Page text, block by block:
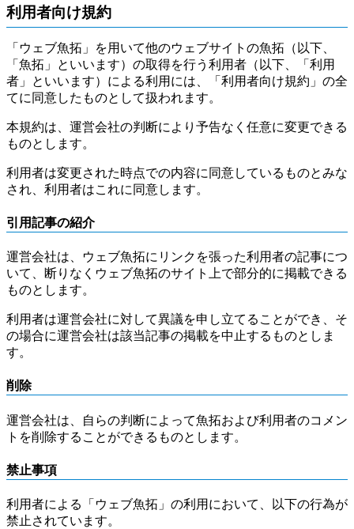
利用者向け規約
「ウェブ魚拓」を用いて他のウェブサイトの魚拓（以下、
「魚拓」といいます）の取得を行う利用者（以下、「利用
者」といいます）による利用には、「利用者向け規約」の全
てに同意したものとして扱われます。
本規約は、運営会社の判断により予告なく任意に変更できる
ものとします。
利用者は変更された時点での内容に同意しているものとみな
され、利用者はこれに同意します。
引用記事の紹介
運営会社は、ウェブ魚拓にリンクを張った利用者の記事につ
いて、断りなくウェブ魚拓のサイト上で部分的に掲載できる
ものとします。
利用者は運営会社に対して異議を申し立てることができ、そ
の場合に運営会社は該当記事の掲載を中止するものとしま
す。
削除
運営会社は、自らの判断によって魚拓および利用者のコメン
トを削除することができるものとします。
禁止事項
利用者による「ウェブ魚拓」の利用において、以下の行為が
禁止されています。